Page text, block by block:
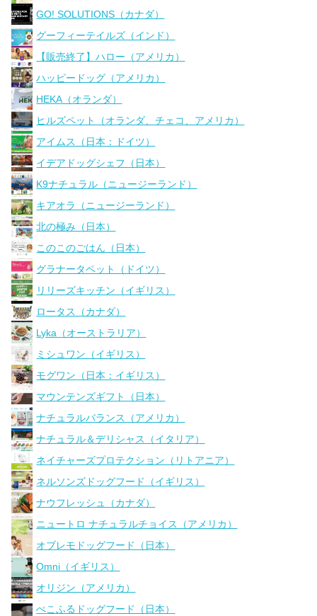
GO! SOLUTIONS（カナダ）
グーフィーテイルズ（インド）
【販売終了】ハロー（アメリカ）
ハッピードッグ（アメリカ）
HEKA（オランダ）
ヒルズペット（オランダ、チェコ、アメリカ）
アイムス（日本：ドイツ）
イデアドッグシェフ（日本）
K9ナチュラル（ニュージーランド）
キアオラ（ニュージーランド）
北の極み（日本）
このこのごはん（日本）
グラナータペット（ドイツ）
リリーズキッチン（イギリス）
ロータス（カナダ）
Lyka（オーストラリア）
ミシュワン（イギリス）
モグワン（日本：イギリス）
マウンテンズギフト（日本）
ナチュラルバランス（アメリカ）
ナチュラル＆デリシャス（イタリア）
ネイチャーズプロテクション（リトアニア）
ネルソンズドッグフード（イギリス）
ナウフレッシュ（カナダ）
ニュートロ ナチュラルチョイス（アメリカ）
オブレモドッグフード（日本）
Omni（イギリス）
オリジン（アメリカ）
ぺこふるドッグフード（日本）